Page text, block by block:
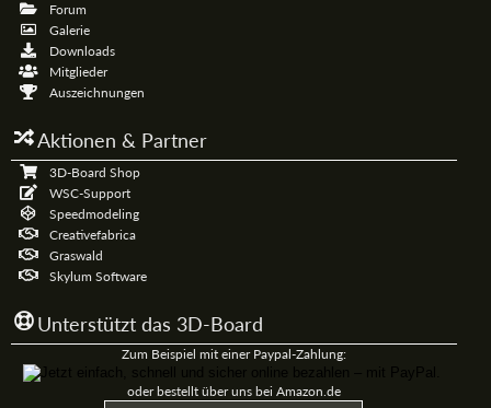
Forum
Galerie
Downloads
Mitglieder
Auszeichnungen
Aktionen & Partner
3D-Board Shop
WSC-Support
Speedmodeling
Creativefabrica
Graswald
Skylum Software
Unterstützt das 3D-Board
Zum Beispiel mit einer Paypal-Zahlung:
oder bestellt über uns bei Amazon.de